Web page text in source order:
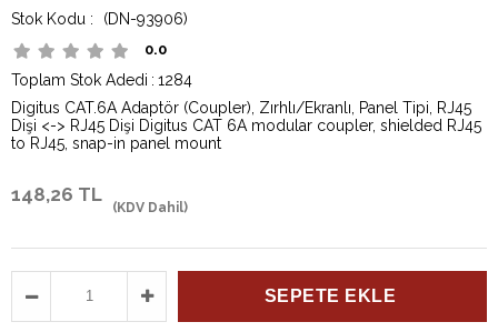
(DN-93906)
0.0
Toplam Stok Adedi : 1284
Digitus CAT.6A Adaptör (Coupler), Zırhlı/Ekranlı, Panel Tipi, RJ45
Dişi <-> RJ45 Dişi Digitus CAT 6A modular coupler, shielded RJ45
to RJ45, snap-in panel mount
148,26 TL
(KDV Dahil)